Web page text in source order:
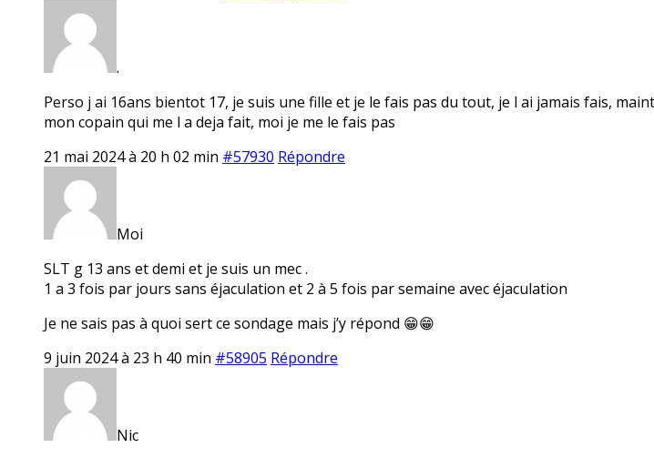
.
Perso j ai 16ans bientot 17, je suis une fille et je le fais pas du tout, je l ai jamais fais,
mon copain qui me l a deja fait, moi je me le fais pas
21 mai 2024 à 20 h 02 min #57930 Répondre
Moi
SLT g 13 ans et demi et je suis un mec .
1 a 3 fois par jours sans éjaculation et 2 à 5 fois par semaine avec éjaculation
Je ne sais pas à quoi sert ce sondage mais j’y répond 😁😁
9 juin 2024 à 23 h 40 min #58905 Répondre
Nic